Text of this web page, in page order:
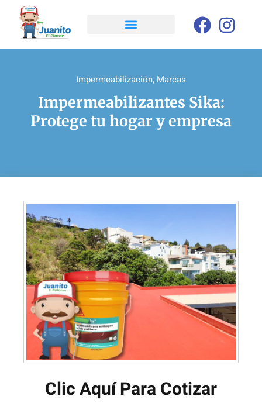
Impermeabilización, Marcas
Impermeabilizantes Sika:
Protege tu hogar y empresa
Clic Aquí Para Cotizar​